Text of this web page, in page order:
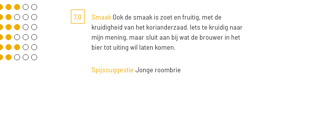
7,0 SmaakOok de smaak is zoet en fruitig, met de
kruidigheid van het korianderzaad. Iets te kruidig naar
mijn mening, maar sluit aan bij wat de brouwer in het
bier tot uiting wil laten komen.
Spijssuggestie Jonge roombrie